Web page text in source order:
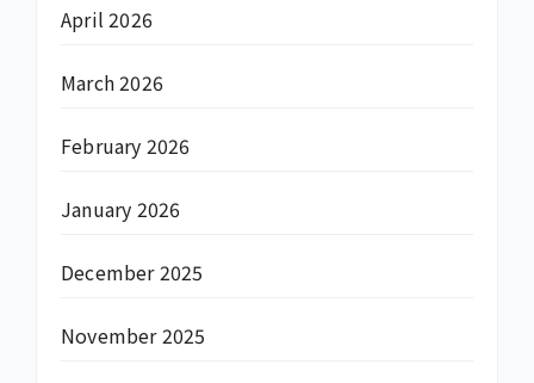
April 2026
March 2026
February 2026
January 2026
December 2025
November 2025